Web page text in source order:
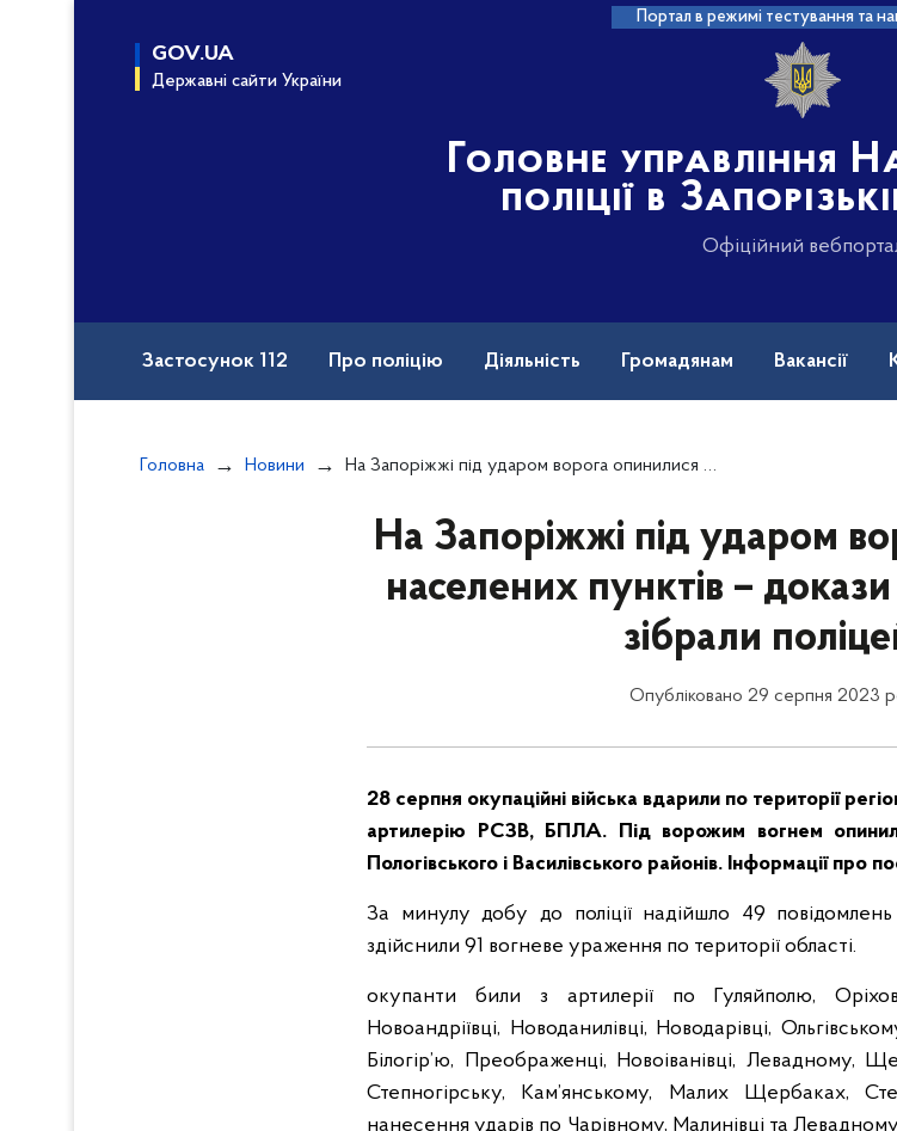
Портал в режимі тестування та
GOV.UA
Державні сайти України
Головне управління
поліції в
Офіційний
Застосунок 112 Про поліцію Діяльність Громадянам Вакансії
Головна Новини На Запоріжжі під ударом ворога опинилися 30 населених пунктів – докази воєнних злочинів зібрали поліцейські
На Запоріжжі під ударом
населених пунктів –
зібрали
Опубліковано 29 серпня 2023
28 серпня окупаційні війська вдарили по території
артилерію РСЗВ, БПЛА. Під ворожим вогнем
Пологівського і Василівського районів. Інформації
За минулу добу до поліції надійшло 49
здійснили 91 вогневе ураження по території області.
окупанти били з артилерії по Гуляйполю,
Новоандріївці, Новоданилівці, Новодарівці,
Білогір’ю, Преображенці, Новоіванівці, Левадному,
Степногірську, Кам’янському, Малих Щербаках,
нанесення ударів по Чарівному, Малинівці та Левадному